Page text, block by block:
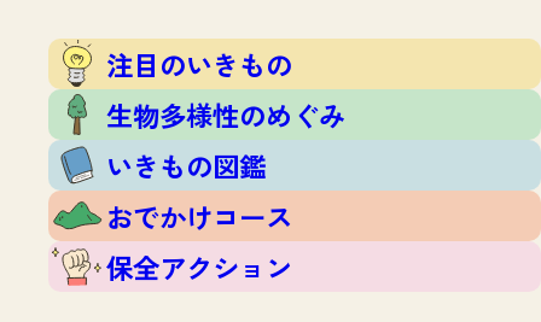
注目のいきもの
生物多様性のめぐみ
いきもの図鑑
おでかけコース
保全アクション
いきもの調査隊
調査レポート
調査レポートTOP
調査結果
ふくおかいきものマップ
マッチング
マッチングTOP
掲載申し込みフォーム
お問合せ
注目のいきもの
生物多様性のめぐみ
いきもの図鑑
おでかけコース
保全アクション